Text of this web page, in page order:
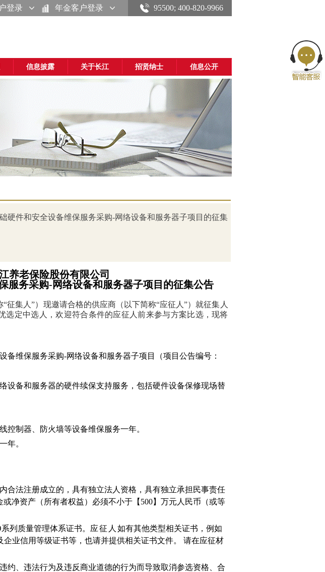
登录 年金客户登录 95500; 400-820-9966
信息披露 关于长江 招贤纳士 信息公开
硬件和安全设备维保服务采购-网络设备和服务器子项目的征集
养老保险股份有限公司
服务采购-网络设备和服务器子项目 的征集公告
“征集人”）现邀请合格的供应商（以下简称“应征人”）就征集人
选定中选人，欢迎符合条件的应征人前来参与方案比选，现将
备维保服务采购-网络设备和服务器子项目
（项目公告编号：
设备和服务器的硬件续保支持服务，包括硬件设备保修现场替
控制器、防火墙等设备维保服务一年。
年。
合法注册成立的，具有独立法人资格，具有独立承担民事责任
净资产（所有者权益）必须不小于【500】万元人民币（或等
列质量管理体系证书。 应征人 如有其他类型相关证书，例如
业信用等级证书等，也请并提供相关证书文件。 请在应征材
约、违法行为及违反商业道德的行为而导致取消参选资格、合